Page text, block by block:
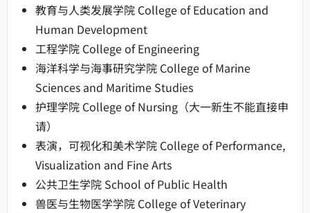
教育与人类发展学院 College of Education and
Human Development
工程学院 College of Engineering
海洋科学与海事研究学院 College of Marine
Sciences and Maritime Studies
护理学院 College of Nursing（大一新生不能直接申
请）
表演，可视化和美术学院 College of Performance,
Visualization and Fine Arts
公共卫生学院 School of Public Health
兽医与生物医学学院 College of Veterinary